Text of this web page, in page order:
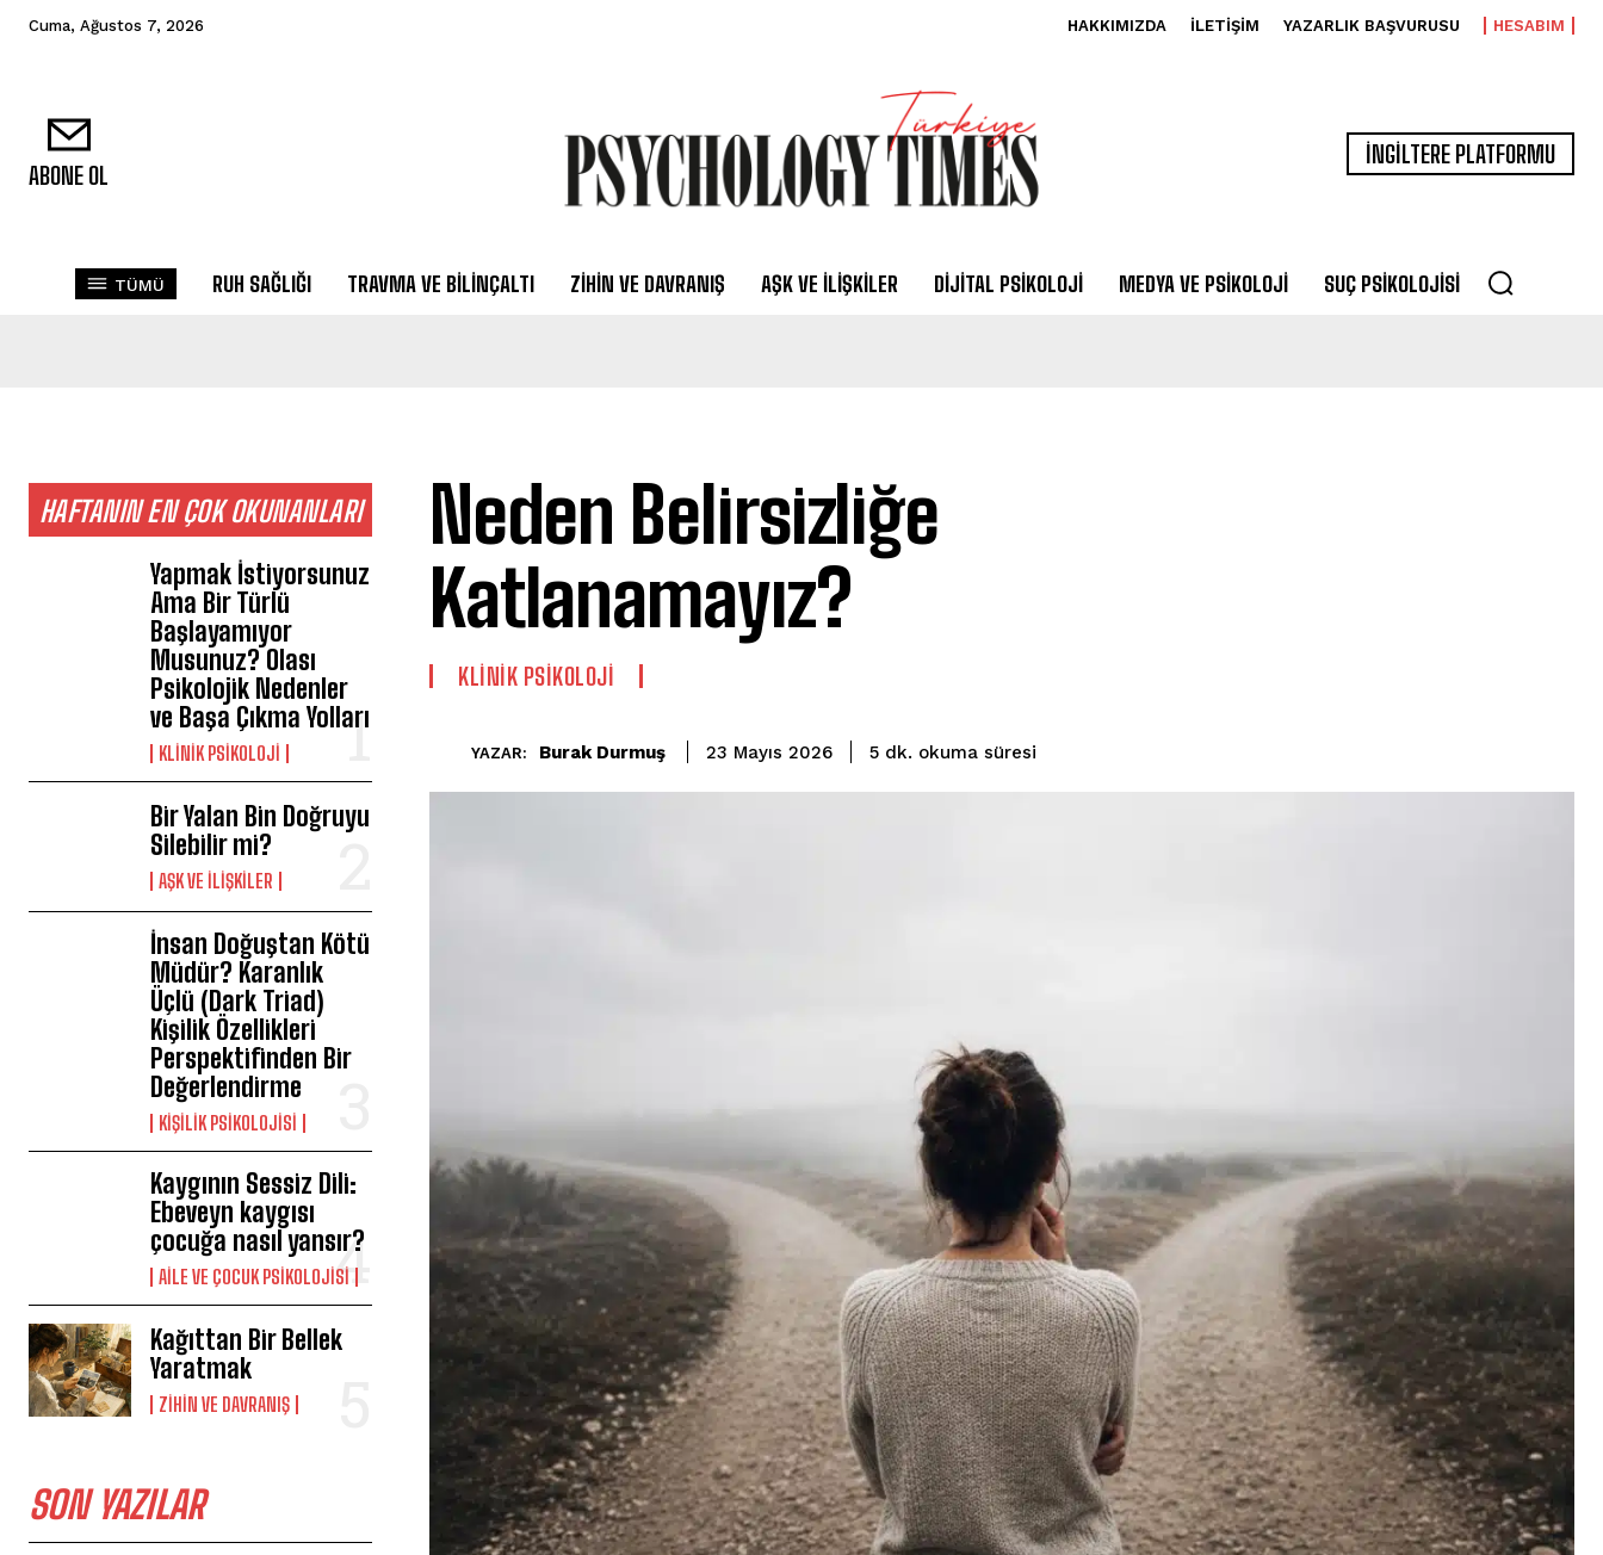
Cuma, Ağustos 7, 2026 HAKKIMIZDA İLETIŞIM YAZARLIK BAŞVURUSU HESABIM
ABONE OL
İNGİLTERE PLATFORMU
TÜMÜ RUH SAĞLIĞI TRAVMA VE BILINÇALTI ZIHIN VE DAVRANIŞ AŞK VE İLIŞKILER DIJITAL PSIKOLOJI MEDYA VE PSIKOLOJI SUÇ PSIKOLOJISI
HAFTANIN EN ÇOK OKUNANLARI
Yapmak İstiyorsunuz
Ama Bir Türlü
Başlayamıyor
Musunuz? Olası
Psikolojik Nedenler
ve Başa Çıkma Yolları
KLINIK PSIKOLOJI
Bir Yalan Bin Doğruyu
Silebilir mi?
AŞK VE İLIŞKILER
İnsan Doğuştan Kötü
Müdür? Karanlık
Üçlü (Dark Triad)
Kişilik Özellikleri
Perspektifinden Bir
Değerlendirme
KIŞILIK PSIKOLOJISI
Kaygının Sessiz Dili:
Ebeveyn kaygısı
çocuğa nasıl yansır?
AILE VE ÇOCUK PSIKOLOJISI
Kağıttan Bir Bellek
Yaratmak
⁠ZIHIN VE DAVRANIŞ
SON YAZILAR
Neden Belirsizliğe
Katlanamayız?
KLINIK PSIKOLOJI
YAZAR: Burak Durmuş 23 Mayıs 2026 5 dk. okuma süresi